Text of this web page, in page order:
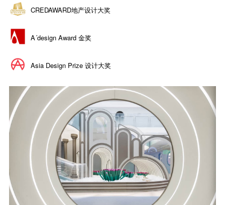
CREDAWARD地产设计大奖
A´design Award 金奖
Asia Design Prize 设计大奖